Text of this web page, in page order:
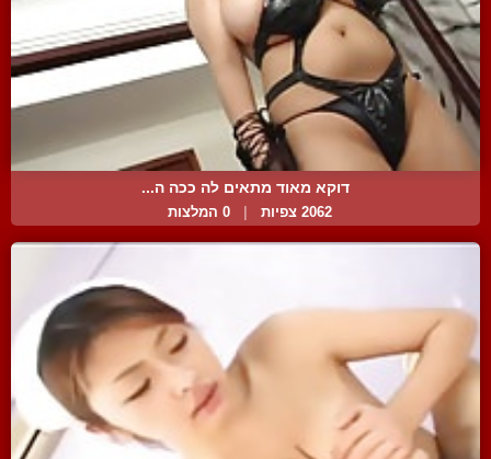
דוקא מאוד מתאים לה ככה ה...
2062 צפיות | 0 המלצות